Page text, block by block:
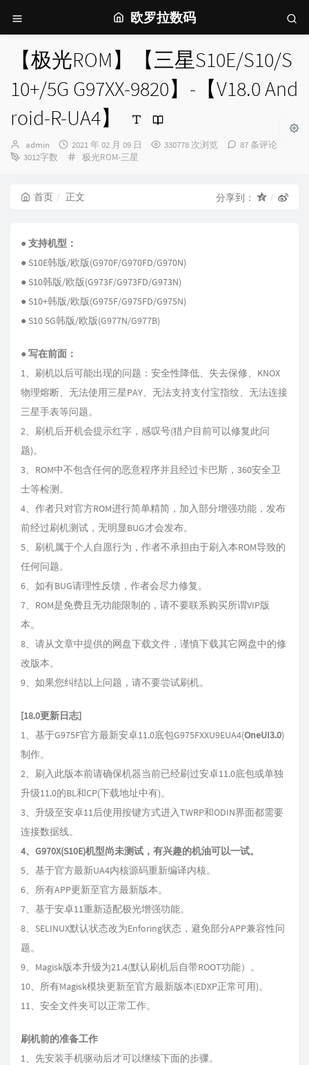
欧罗拉数码
【极光ROM】【三星S10E/S10/S
10+/5G G97XX-9820】-【V18.0 And
roid-R-UA4】
博
主：
admin
发
布
2021 年 02 月 09 日 330778 次浏览
87 条评论
3012字数
分
极光ROM-三星
首页 正文 分享到：
● 支持机型：
● S10E韩版/欧版(G970F/G970FD/G970N)
● S10韩版/欧版(G973F/G973FD/G973N)
● S10+韩版/欧版(G975F/G975FD/G975N)
● S10 5G韩版/欧版(G977N/G977B)
● 写在前面：
1、刷机以后可能出现的问题：安全性降低、失去保修、KNOX
物理熔断、无法使用三星PAY、无法支持支付宝指纹、无法连接
三星手表等问题。
2、刷机后开机会提示红字，感叹号(猎户目前可以修复此问
题)。
3、ROM中不包含任何的恶意程序并且经过卡巴斯，360安全卫
士等检测。
4、作者只对官方ROM进行简单精简，加入部分增强功能，发布
前经过刷机测试，无明显BUG才会发布。
5、刷机属于个人自愿行为，作者不承担由于刷入本ROM导致的
任何问题。
6、如有BUG请理性反馈，作者会尽力修复。
7、ROM是免费且无功能限制的，请不要联系购买所谓VIP版
本。
8、请从文章中提供的网盘下载文件，谨慎下载其它网盘中的修
改版本。
9、如果您纠结以上问题，请不要尝试刷机。
[18.0更新日志]
1、基于G975F官方最新安卓11.0底包G975FXXU9EUA4(OneUI3.0)
制作。
2、刷入此版本前请确保机器当前已经刷过安卓11.0底包或单独
升级11.0的BL和CP(下载地址中有)。
3、升级至安卓11后使用按键方式进入TWRP和ODIN界面都需要
连接数据线。
4、G970X(S10E)机型尚未测试，有兴趣的机油可以一试。​
5、基于官方最新UA4内核源码重新编译内核。
6、所有APP更新至官方最新版本。
7、基于安卓11重新适配极光增强功能。
8、SELINUX默认状态改为Enforing状态，避免部分APP兼容性问
题。
9、Magisk版本升级为21.4(默认刷机后自带ROOT功能）。
10、所有Magisk模块更新至官方最新版本(EDXP正常可用)。
11、安全文件夹可以正常工作。
刷机前的准备工作
1、先安装手机驱动后才可以继续下面的步骤。